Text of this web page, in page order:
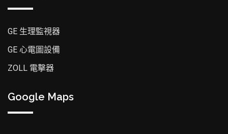
GE 生理監視器
GE 心電圖設備
ZOLL 電擊器
Google Maps